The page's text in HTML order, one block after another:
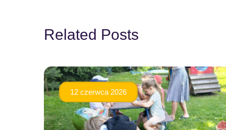
Related Posts
12 czerwca 2026